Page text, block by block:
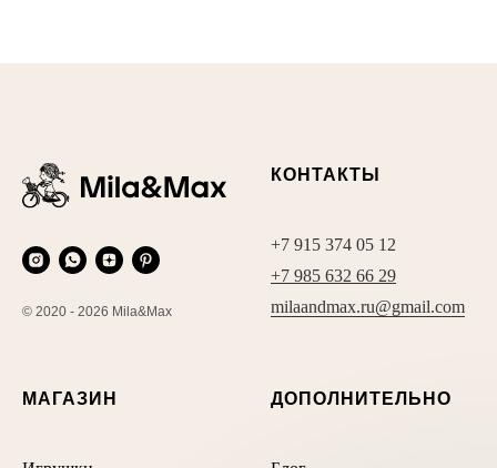
© 2020 - 2026 Mila&Max
КОНТАКТЫ
+7 915 374 05 12
+7 985 632 66 29
milaandmax.ru@gmail.com
МАГАЗИН ДОПОЛНИТЕЛЬНО